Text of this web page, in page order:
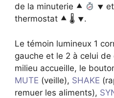
de la minuterie ⯅
⯆
thermostat ⯅ 🌡 ⯆.
Le témoin lumineux 1
gauche et le 2 à celui
milieu accueille, le
MUTE (veille), SHAKE
remuer les aliments),